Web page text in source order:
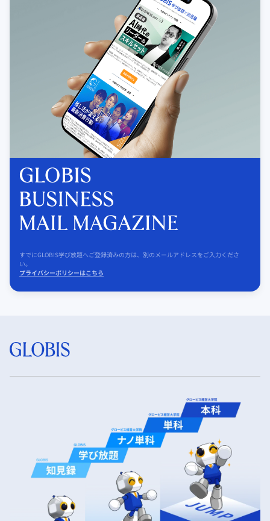
すでにGLOBIS学び放題へご登録済みの方は、別のメールアドレスをご入力くださ
い。
プライバシーポリシーはこちら